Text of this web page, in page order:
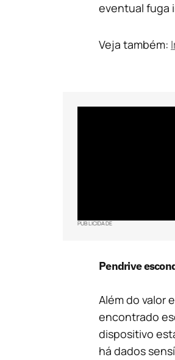
eventual fuga
Veja também:
PUBLICIDADE
Pendrive
Além do valor
encontrado
dispositivo
há dados